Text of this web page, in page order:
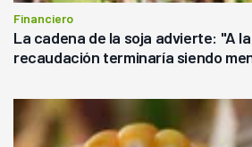
Financiero
La cadena de la soja advierte: "A
recaudación terminaría siendo